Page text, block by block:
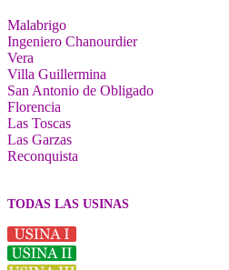
Malabrigo
Ingeniero Chanourdier
Vera
Villa Guillermina
San Antonio de Obligado
Florencia
Las Toscas
Las Garzas
Reconquista
TODAS LAS USINAS